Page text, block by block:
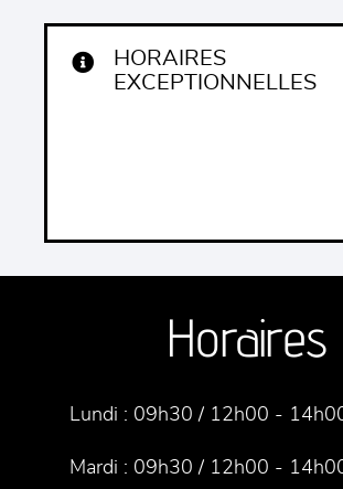
HORAIRES
EXCEPTIONNELLES
Horaires
Lundi : 09h30 / 12h00 -
Mardi : 09h30 / 12h00 -